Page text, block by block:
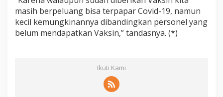
masih berpeluang bisa terpapar Covid-19, namun
kecil kemungkinannya dibandingkan personel yang
belum mendapatkan Vaksin,” tandasnya. (*)
Ikuti Kami